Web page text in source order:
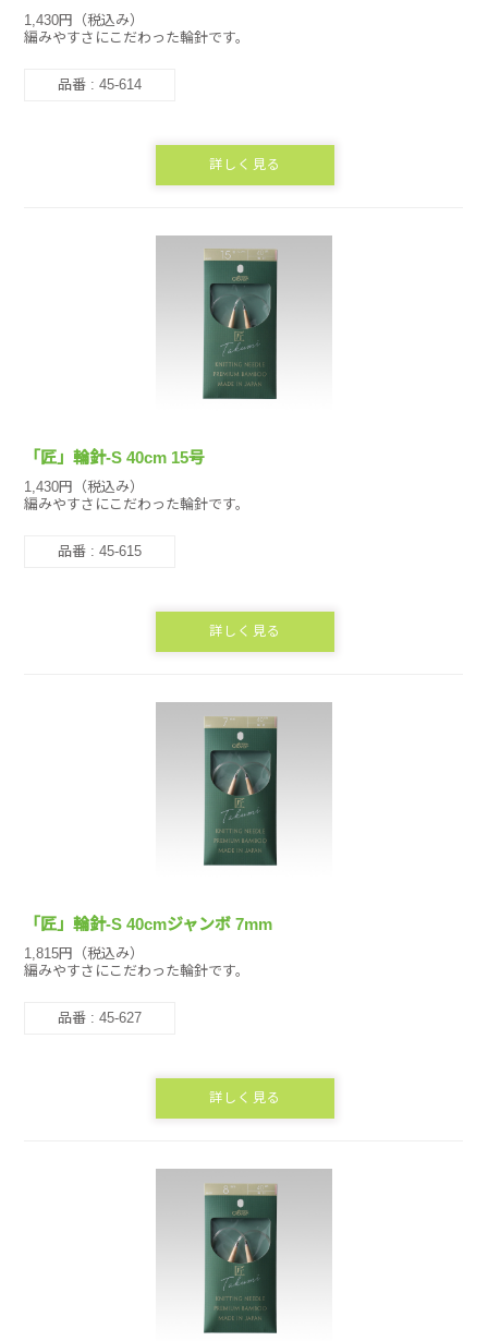
1,430円（税込み）
編みやすさにこだわった輪針です。
品番 : 45-614
詳しく見る
「匠」輪針-S 40cm 15号
1,430円（税込み）
編みやすさにこだわった輪針です。
品番 : 45-615
詳しく見る
「匠」輪針-S 40cmジャンボ 7mm
1,815円（税込み）
編みやすさにこだわった輪針です。
品番 : 45-627
詳しく見る